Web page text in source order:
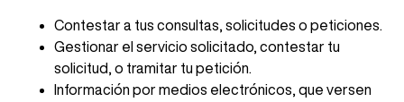
Contestar a tus consultas, solicitudes o peticiones.
Gestionar el servicio solicitado, contestar tu
solicitud, o tramitar tu petición.
Información por medios electrónicos, que versen